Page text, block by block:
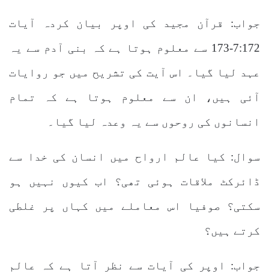
جواب: قرآن مجید کی اوپر بیان کردہ آیات
7:172-173 سے معلوم ہوتا ہے کہ بنی آدم سے یہ
عہد لیا گیا۔ اس آیت کی تشریح میں جو روایات
آئی ہیں، ان سے معلوم ہوتا ہے کہ تمام
انسانوں کی روحوں سے یہ وعدہ لیا گیا۔
سوال: کیا عالم ارواح میں انسان کی خدا سے
ڈائرکٹ ملاقات ہوئی تھی؟ اب کیوں نہیں ہو
سکتی؟ صوفیا اس معاملے میں کہاں پر غلطی
کرتے ہیں؟
جواب: اوپر کی آیات سے نظر آتا ہے کہ عالم